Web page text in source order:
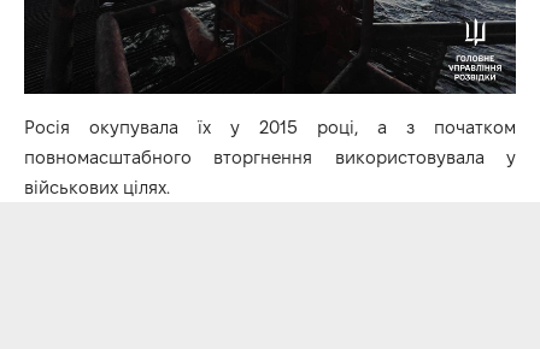
Росія окупувала їх у 2015 році, а з початком
повномасштабного вторгнення використовувала у
військових цілях.